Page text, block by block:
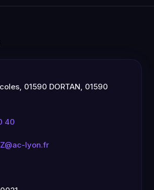
01590 DORTAN, 01590
40
lyon.fr